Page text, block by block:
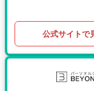
公式サイトで